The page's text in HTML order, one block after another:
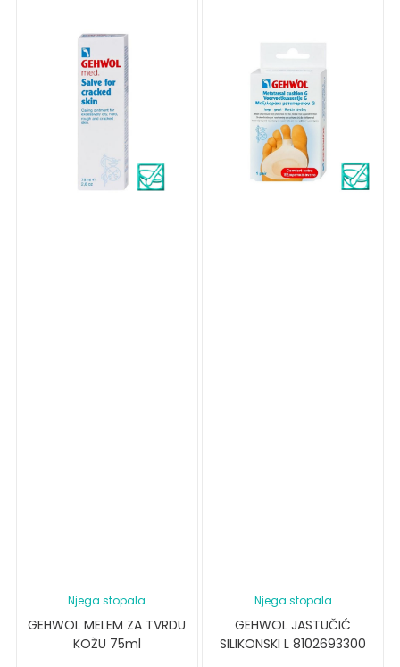
Njega stopala
GEHWOL MELEM ZA TVRDU
KOŽU 75ml
Njega stopala
GEHWOL JASTUČIĆ
SILIKONSKI L 8102693300